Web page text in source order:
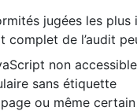
jugées les
complet de l’audit
non
sans étiquette
ou même